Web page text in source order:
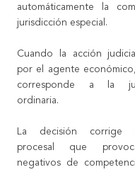
automáticamente la
jurisdicción especial.
Cuando la acción
por el agente
corresponde a la
ordinaria.
La decisión corrige
procesal que
negativos de